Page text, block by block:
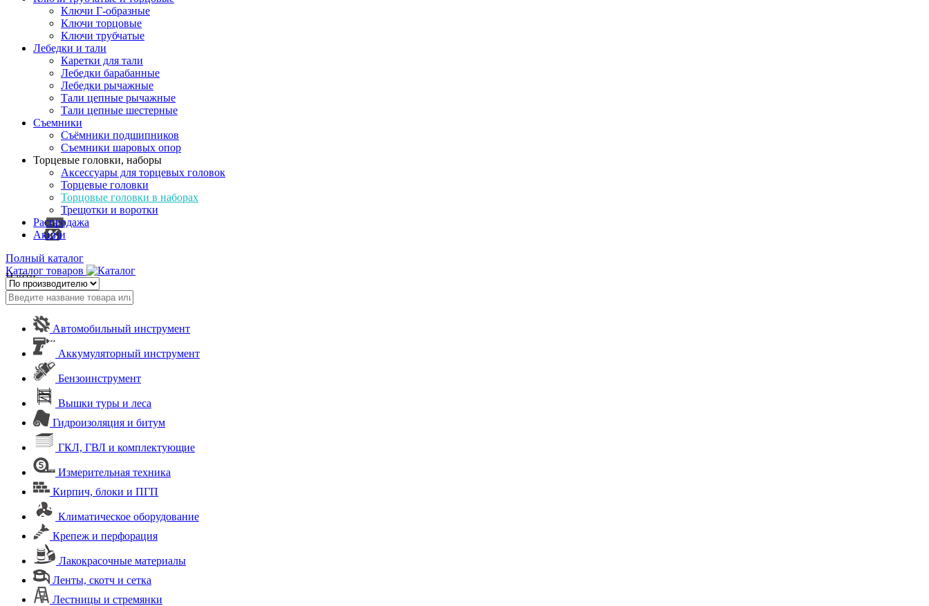
Ключи Г-образные
Ключи торцовые
Ключи трубчатые
Лебедки и тали
Каретки для тали
Лебедки барабанные
Лебедки рычажные
Тали цепные рычажные
Тали цепные шестерные
Съемники
Съёмники подшипников
Съемники шаровых опор
Торцевые головки, наборы
Аксессуары для торцевых головок
Торцевые головки
Торцовые головки в наборах
Трещотки и воротки
Распродажа
Акции
Полный каталог
Каталог товаров
Найти
Автомобильный инструмент
Аккумуляторный инструмент
Бензоинструмент
Вышки туры и леса
Гидроизоляция и битум
ГКЛ, ГВЛ и комплектующие
Измерительная техника
Кирпич, блоки и ПГП
Климатическое оборудование
Крепеж и перфорация
Лакокрасочные материалы
Ленты, скотч и сетка
Лестницы и стремянки